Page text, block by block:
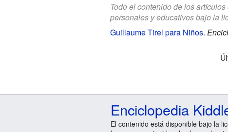
Todo el contenido de los artículos
personales y educativos bajo la
Guillaume Tirel para Niños.
Enciclopedia
El contenido está disponible bajo la